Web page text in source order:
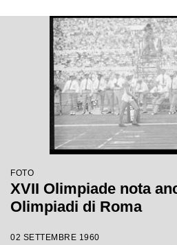
FOTO
XVII Olimpiade nota
Olimpiadi di Roma
02 SETTEMBRE 1960